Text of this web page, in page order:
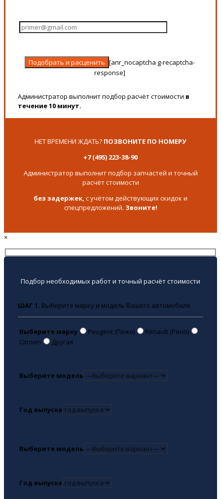
[anr_nocaptcha g-recaptcha-
response]
Администратор выполнит подбор расчёт стоимости в
течение 10 минут.
НЕТ ВРЕМЕНИ ЖДАТЬ? ПОЗВОНИТЕ ПО НОМЕРУ
+7 (495) 223-38-90
Администратор выполнит подбор запчастей и точный
расчёт стоимости
без задержек, с учётом действующих скидок и
спецпредложений. Звоните!
×
Подбор необходимых работ и точный расчёт стоимости
ШАГ 1. Выберите марку и модель Вашего автомобиля
Выберите марку Peugeot (Пежо)
Renault (Рено)
Citroen
Другая
Выберите модель
Год выпуска
Выберите модель
Год выпуска